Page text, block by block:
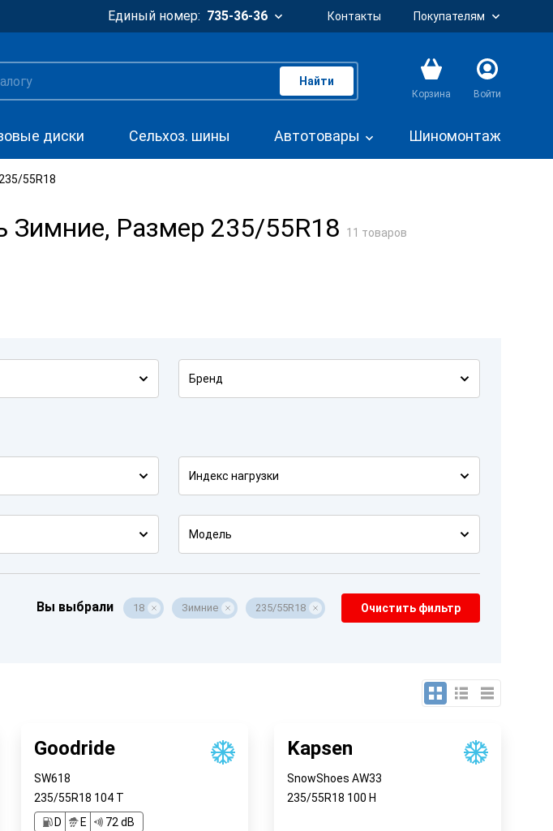
Единый номер: 735-36-36 Контакты Покупателям
Найти
Корзина Войти
диски Сельхоз. шины Автотовары Шиномонтаж
55R18
Размер 235/55R18 11 товаров
Бренд
Индекс нагрузки
Модель
Вы выбрали 18 Зимние 235/55R18 Очистить фильтр
Goodride
SW618
235/55R18 104 T
D
E 72 dB
Kapsen
SnowShoes AW33
235/55R18 100 H